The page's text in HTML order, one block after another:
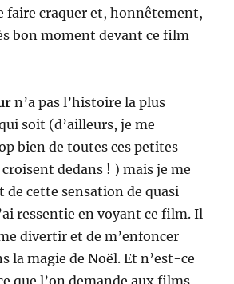
faire craquer et, honnêtement,
bon moment devant ce film
n’a pas l’histoire la plus
soit (d’ailleurs, je me
bien de toutes ces petites
dedans ! ) mais je me
de cette sensation de quasi
ressentie en voyant ce film. Il
divertir et de m’enfoncer
la magie de Noël. Et n’est-ce